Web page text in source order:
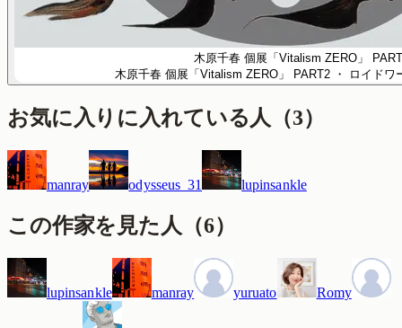
木原千春 個展「Vitalism
木原千春 個展「Vitalism ZERO」 PART2・ ロイドワ
お気に入りに入れている人 （3）
manray odysseus_31 lupinsankle
この作家を見た人 （6）
lupinsankle manray yuruato Romy